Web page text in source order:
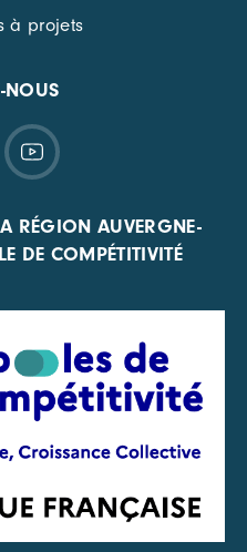
à projets
NOUS
RÉGION AUVERGNE-
DE COMPÉTITIVITÉ